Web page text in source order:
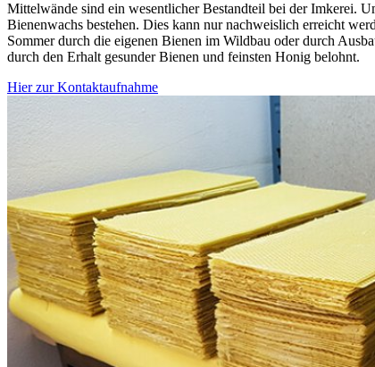
Mittelwände sind ein wesentlicher Bestandteil bei der Imkerei.
Bienenwachs bestehen. Dies kann nur nachweislich erreicht
Sommer durch die eigenen Bienen im Wildbau oder durch
durch den Erhalt gesunder Bienen und feinsten Honig belohnt.
Hier zur Kontaktaufnahme